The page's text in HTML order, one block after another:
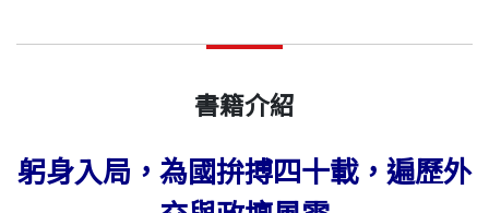
書籍介紹
躬身入局，為國拚搏四十載，遍歷外